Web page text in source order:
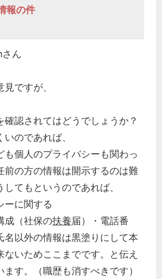
報の件
ん
ですが、
確認されてはどうでしょうか？
のであれば、
も個人のプライバシーも関わっ
前の方の情報は開示するのは難
てもというのであれば、
に関する
（社保の扶養届）・電話番
以外の情報は黒塗りにして本
ないためここまでです。と伝え
す。（職歴も消すべきです）